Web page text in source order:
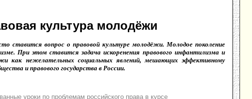
культура молодёжи
ставится вопрос о правовой культуре молодёжи. Молодое поколение
При этом ставится задача искоренения правового инфантилизма и
как нежелательных социальных явлений, мешающих эффективному
и правового государства в России.
уроки по проблемам российского права в курсе